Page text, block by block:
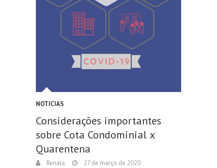
NOTICIAS
Considerações importantes
sobre Cota Condominial x
Quarentena
Renata 27 de março de 2020